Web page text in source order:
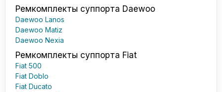
Ремкомплекты суппорта Daewoo
Daewoo Lanos
Daewoo Matiz
Daewoo Nexia
Ремкомплекты суппорта Fiat
Fiat 500
Fiat Doblo
Fiat Ducato